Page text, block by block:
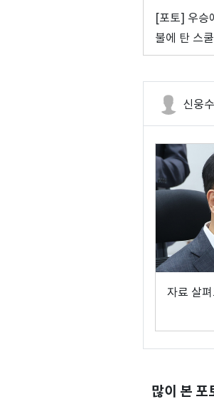
[포토] 우승
불에 탄 스
신웅
자료 살
많이 본 포